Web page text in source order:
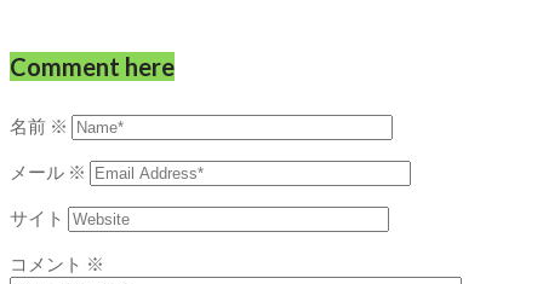
Comment here
名前 ※
メール ※
サイト
コメント ※